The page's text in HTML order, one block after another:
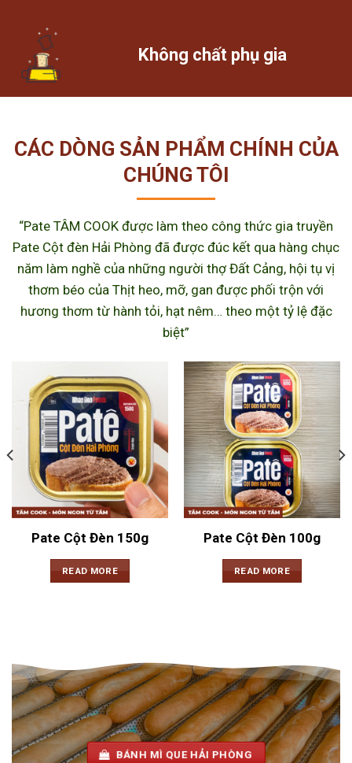
Không chất phụ gia
CÁC DÒNG SẢN PHẨM CHÍNH CỦA
CHÚNG TÔI
“Pate TÂM COOK được làm theo công thức gia truyền
Pate Cột đèn Hải Phòng đã được đúc kết qua hàng chục
năm làm nghề của những người thợ Đất Cảng, hội tụ vị
thơm béo của Thịt heo, mỡ, gan được phối trộn với
hương thơm từ hành tỏi, hạt nêm… theo một tỷ lệ đặc
biệt”
Pate Cột Đèn 150g
READ MORE
Pate Cột Đèn 100g
READ MORE
BÁNH MÌ QUE HẢI PHÒNG